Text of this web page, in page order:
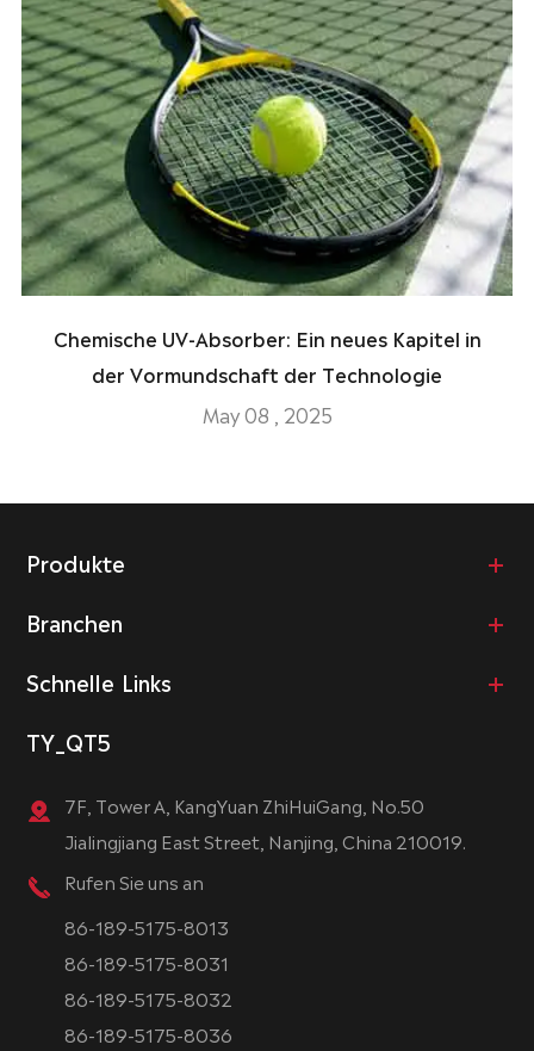
Chemische UV-Absorber: Ein neues Kapitel in
der Vormundschaft der Technologie
May 08 , 2025
Produkte
Branchen
Schnelle Links
TY_QT5
7F, Tower A, KangYuan ZhiHuiGang, No.50
Jialingjiang East Street, Nanjing, China 210019.
Rufen Sie uns an
86-189-5175-8013
86-189-5175-8031
86-189-5175-8032
86-189-5175-8036